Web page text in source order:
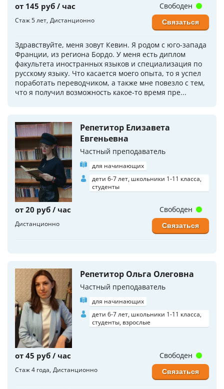
от 145 руб / час
Стаж 5 лет Дистанционно
Здравствуйте, меня зовут Кевин. Я родом с юго-запада
Франции, из региона Бордо. У меня есть диплом
факультета иностранных языков и специализация по
русскому языку. Что касается моего опыта, то я успел
поработать переводчиком, а также мне повезло с тем,
что я получил возможность какое-то время пре...
Свободен
Связаться
Репетитор Елизавета
Евгеньевна
Частный преподаватель
для начинающих
дети 6-7 лет, школьники 1-11 класса,
студенты
от 20 руб / час
Дистанционно
Свободен
Связаться
Репетитор Ольга Олеговна
Частный преподаватель
для начинающих
дети 6-7 лет, школьники 1-11 класса,
студенты, взрослые
от 45 руб / час
Стаж 4 года Дистанционно
Свободен
Связаться